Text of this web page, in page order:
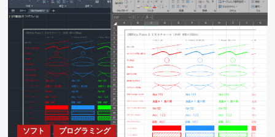
ソフト プログラミング